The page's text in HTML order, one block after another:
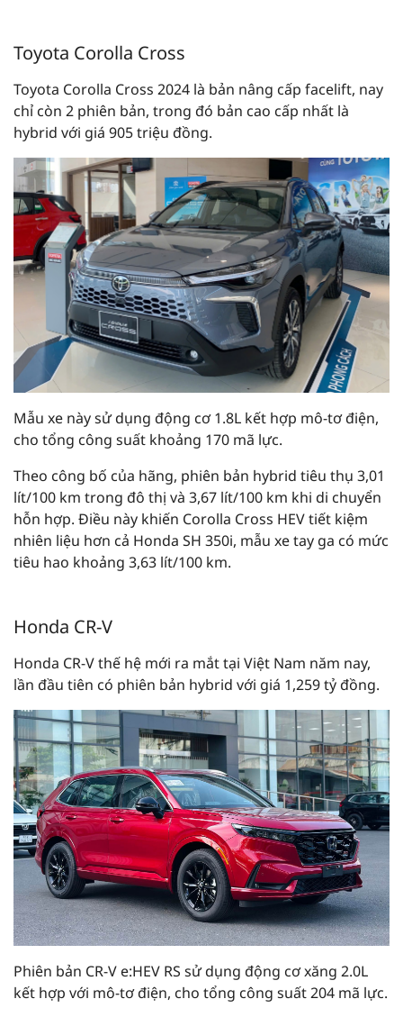
Toyota Corolla Cross
Toyota Corolla Cross 2024 là bản nâng cấp facelift, nay
chỉ còn 2 phiên bản, trong đó bản cao cấp nhất là
hybrid với giá 905 triệu đồng.
Mẫu xe này sử dụng động cơ 1.8L kết hợp mô-tơ điện,
cho tổng công suất khoảng 170 mã lực.
Theo công bố của hãng, phiên bản hybrid tiêu thụ 3,01
lít/100 km trong đô thị và 3,67 lít/100 km khi di chuyển
hỗn hợp. Điều này khiến Corolla Cross HEV tiết kiệm
nhiên liệu hơn cả Honda SH 350i, mẫu xe tay ga có mức
tiêu hao khoảng 3,63 lít/100 km.
Honda CR-V
Honda CR-V thế hệ mới ra mắt tại Việt Nam năm nay,
lần đầu tiên có phiên bản hybrid với giá 1,259 tỷ đồng.
Phiên bản CR-V e:HEV RS sử dụng động cơ xăng 2.0L
kết hợp với mô-tơ điện, cho tổng công suất 204 mã lực.